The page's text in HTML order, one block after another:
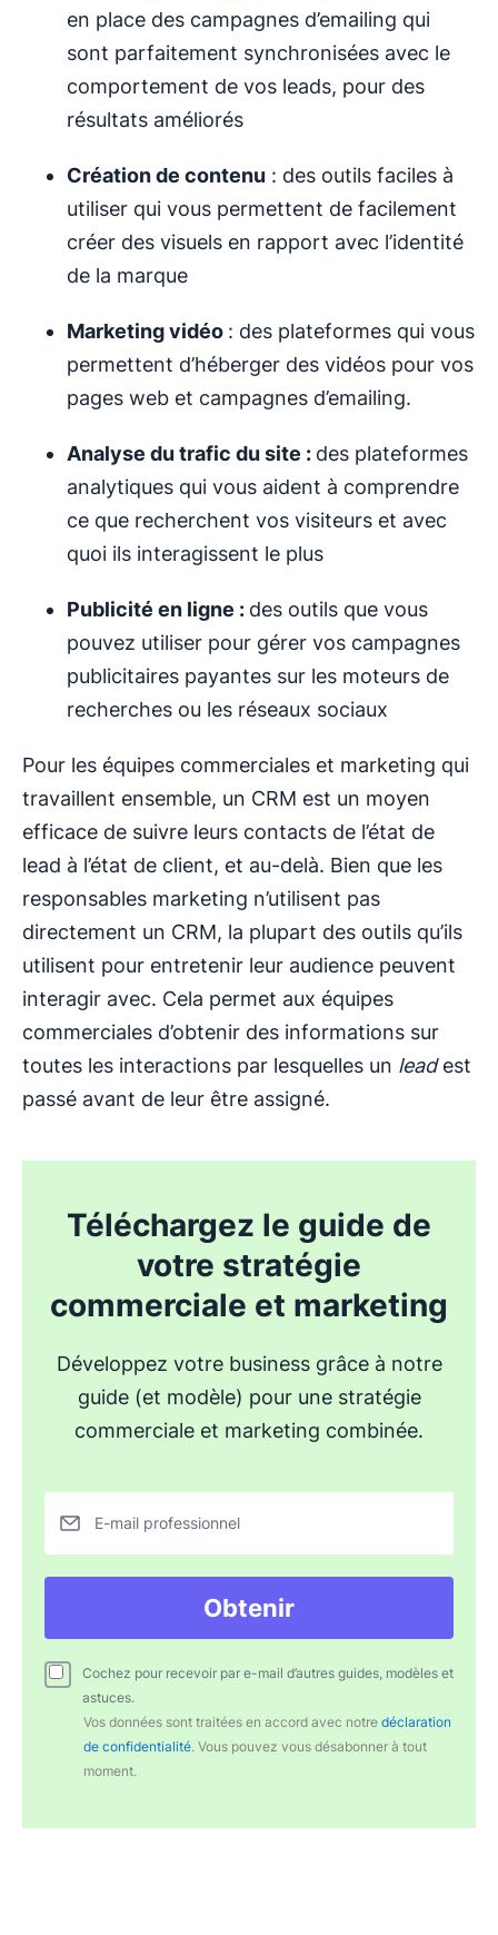
en place des campagnes d’emailing qui
sont parfaitement synchronisées avec le
comportement de vos leads, pour des
résultats améliorés
Création de contenu : des outils faciles à
utiliser qui vous permettent de facilement
créer des visuels en rapport avec l’identité
de la marque
Marketing vidéo : des plateformes qui vous
permettent d’héberger des vidéos pour vos
pages web et campagnes d’emailing.
Analyse du trafic du site : des plateformes
analytiques qui vous aident à comprendre
ce que recherchent vos visiteurs et avec
quoi ils interagissent le plus
Publicité en ligne : des outils que vous
pouvez utiliser pour gérer vos campagnes
publicitaires payantes sur les moteurs de
recherches ou les réseaux sociaux
Pour les équipes commerciales et marketing qui
travaillent ensemble, un CRM est un moyen
efficace de suivre leurs contacts de l’état de
lead à l’état de client, et au-delà. Bien que les
responsables marketing n’utilisent pas
directement un CRM, la plupart des outils qu’ils
utilisent pour entretenir leur audience peuvent
interagir avec. Cela permet aux équipes
commerciales d’obtenir des informations sur
toutes les interactions par lesquelles un leadest
passé avant de leur être assigné.
Téléchargez le guide de
votre stratégie
commerciale et marketing
Développez votre business grâce à notre
guide (et modèle) pour une stratégie
commerciale et marketing combinée.
E-mail professionnel
Obtenir
Cochez pour recevoir par e-mail d’autres guides, modèles et
astuces.
Vos données sont traitées en accord avec notre déclaration
de confidentialité. Vous pouvez vous désabonner à tout
moment.